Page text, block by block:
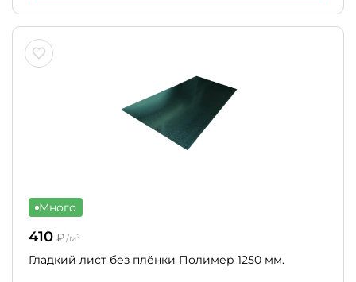
Много
410 ₽/м²
Гладкий лист без плёнки Полимер 1250 мм.